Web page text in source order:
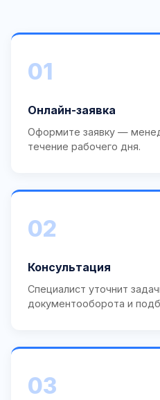
01
Онлайн-заявка
Оформите заявку —
течение рабочего дня.
02
Консультация
Специалист уточнит
документооборота и
03